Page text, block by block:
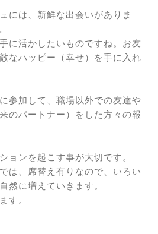
には、新鮮な出会いがありま
に活かしたいものですね。お友
なハッピー（幸せ）を手に入れ
参加して、職場以外での友達や
のパートナー）をした方々の報
ョンを起こす事が大切です。
は、席替え有りなので、いろい
然に増えていきます。
す。